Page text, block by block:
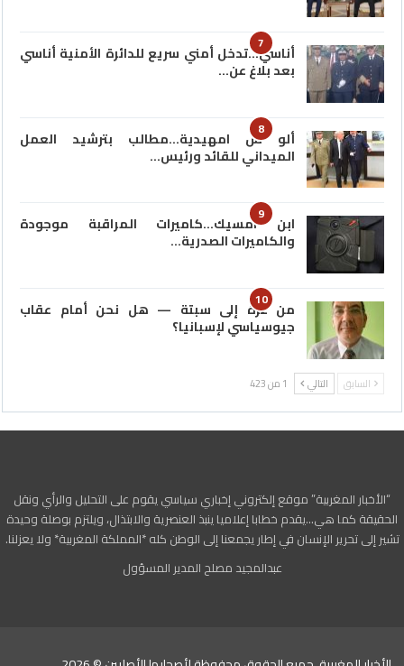
7
أناسي…تدخل أمني سريع للدائرة الأمنية أناسي
بعد بلاغ عن…
8
ألو س امهيدية…مطالب بترشيد العمل
الميداني للقائد ورئيس…
9
ابن امسيك…كاميرات المراقبة موجودة
والكاميرات الصدرية…
10
من غزة إلى سبتة — هل نحن أمام عقاب
جيوسياسي لإسبانيا؟
السابق التالي 1 من 423
“الأخبار المغربية” موقع إلكتروني إخباري سياسي يقوم على التحليل والرأي ونقل
الحقيقة كما هي…يقدم خطابا إعلاميا ينبذ العنصرية والابتذال، ويلتزم بوصلة وحيدة
تشير إلى تحرير الإنسان في إطار يجمعنا إلى الوطن كله *المملكة المغربية* ولا يعزلنا.
عبدالمجيد مصلح المدير المسؤول